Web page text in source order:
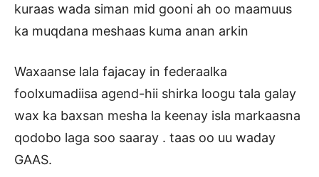
kuraas wada siman mid gooni ah oo maamuus
ka muqdana meshaas kuma anan arkin
Waxaanse lala fajacay in federaalka
foolxumadiisa agend-hii shirka loogu tala galay
wax ka baxsan mesha la keenay isla markaasna
qodobo laga soo saaray . taas oo uu waday
GAAS.